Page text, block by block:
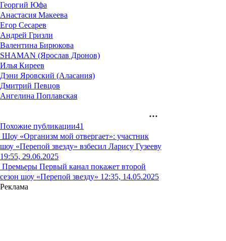
Георгий Юфа
Анастасия Макеева
Егор Сесарев
Андрей Гризли
Валентина Бирюкова
SHAMAN (Ярослав Дронов)
Илья Киреев
Дэни Яровский (Аласания)
Дмитрий Певцов
Ангелина Поплавская
Похожие публикации41
Шоу «Организм мой отвергает»: участник
шоу «Перепой звезду» взбесил Ларису Гузееву
19:55, 29.06.2025
Премьеры Первый канал покажет второй
сезон шоу «Перепой звезду» 12:35, 14.05.2025
Реклама